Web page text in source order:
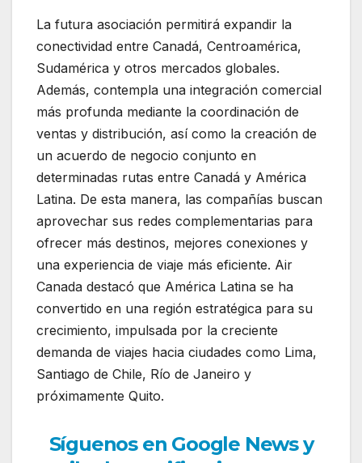
La futura asociación permitirá expandir la
conectividad entre Canadá, Centroamérica,
Sudamérica y otros mercados globales.
Además, contempla una integración comercial
más profunda mediante la coordinación de
ventas y distribución, así como la creación de
un acuerdo de negocio conjunto en
determinadas rutas entre Canadá y América
Latina. De esta manera, las compañías buscan
aprovechar sus redes complementarias para
ofrecer más destinos, mejores conexiones y
una experiencia de viaje más eficiente. Air
Canada destacó que América Latina se ha
convertido en una región estratégica para su
crecimiento, impulsada por la creciente
demanda de viajes hacia ciudades como Lima,
Santiago de Chile, Río de Janeiro y
próximamente Quito.
Síguenos en Google News y